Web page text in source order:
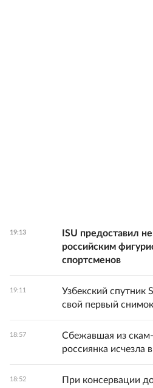
19:13
ISU предоставил
российским
спортсменов
19:11
Узбекский спутник
свой первый снимок
18:57
Сбежавшая из
россиянка исчезла
18:52
При консервации